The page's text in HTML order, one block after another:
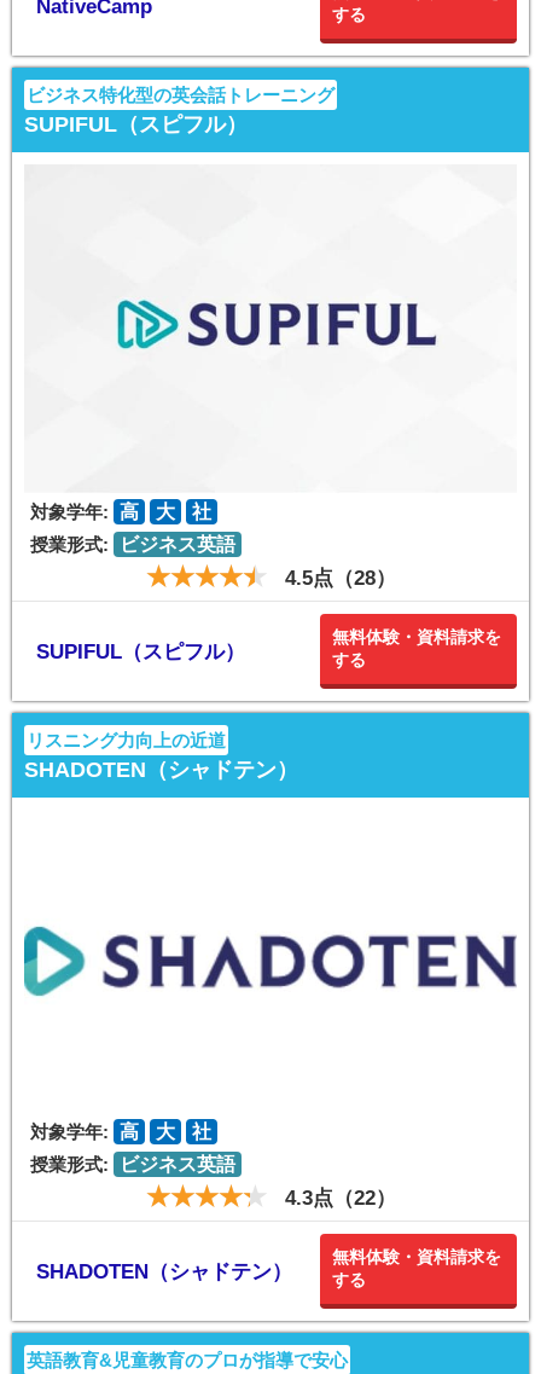
NativeCamp
する
ビジネス特化型の英会話トレーニング
SUPIFUL（スピフル）
対象学年: 高 大
社
授業形式:
ビジネス英語
4.5点（28）
SUPIFUL（スピフル）
無料体験・資料請求を
する
リスニング力向上の近道
SHADOTEN（シャドテン）
対象学年: 高 大
社
授業形式:
ビジネス英語
4.3点（22）
SHADOTEN（シャドテン）
無料体験・資料請求を
する
英語教育&児童教育のプロが指導で安心